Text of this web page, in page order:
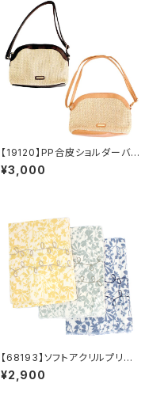
イヤリング アクリルイヤリン
グ 大人かわいい イヤーアク
セ アイボリー グレー アク
セサリー
【19120】PP合皮ショルダーバッ
グ【送料無料】ミニショルダー
合皮バッグ 雑材バッグ ポリ
¥3,000
【68193】ソフトアクリルプリント
刺繍ストール【送料無料】リーフ
プリント 葉っぱ柄 リーフ
¥2,900